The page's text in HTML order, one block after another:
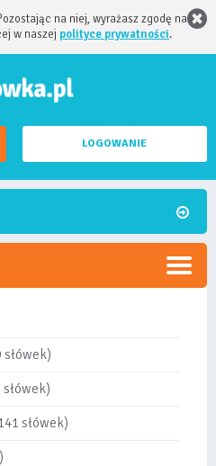
na niej, wyrażasz zgodę na
w naszej polityce prywatności.
LOGOWANIE
słówek)
słówek)